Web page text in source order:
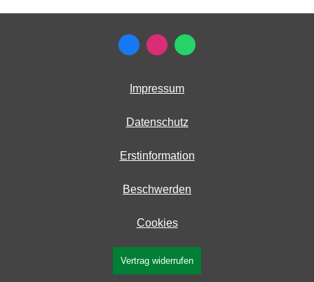
Impressum
Datenschutz
Erstinformation
Beschwerden
Cookies
Vertrag widerrufen